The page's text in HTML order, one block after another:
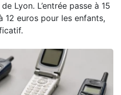
Lyon. L’entrée passe à 15
12 euros pour les enfants,